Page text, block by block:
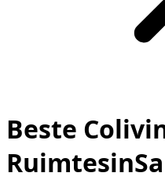
Beste